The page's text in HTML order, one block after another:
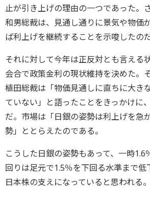
止が引き上げの理由の一つであった。
和男総裁は、見通し通りに景気や物価
ば利上げを継続することを示唆したの
それに対して今年は正反対とも言える
会合で政策金利の現状維持を決めた。
植田総裁は「物価見通しに直ちに大き
ていない」と語ったことをきっかけに
だ。市場は「日銀の姿勢は利上げを急
勢」ととらえたのである。
こうした日銀の姿勢もあって、一時1.6
回りは足元で1.5％を下回る水準まで
日本株の支えになっていると思われる。